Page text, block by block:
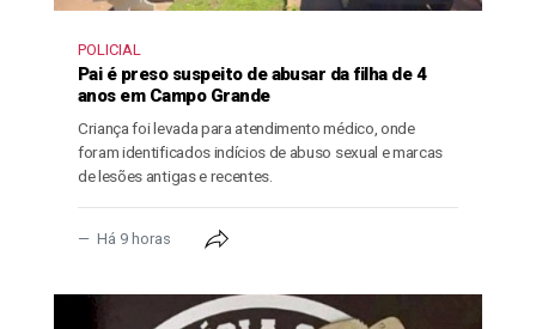
POLICIAL
Pai é preso suspeito de abusar da filha de 4
anos em Campo Grande
Criança foi levada para atendimento médico, onde
foram identificados indícios de abuso sexual e marcas
de lesões antigas e recentes.
Há 9 horas